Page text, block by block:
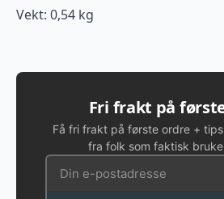
Vekt: 0,54 kg
Fri frakt på
Få fri frakt på første ordre +
fra folk som faktisk